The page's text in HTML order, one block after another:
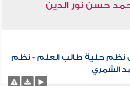
حسن نور الدين
نظم حلية طالب العلم - نظم
الشمري